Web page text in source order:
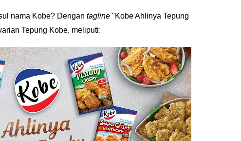
nama Kobe? Dengan tagline "Kobe Ahlinya Tepung
Tepung Kobe, meliputi: